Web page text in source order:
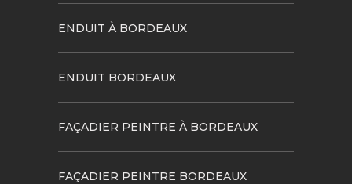
ENDUIT À BORDEAUX
ENDUIT BORDEAUX
FAÇADIER PEINTRE À BORDEAUX
FAÇADIER PEINTRE BORDEAUX